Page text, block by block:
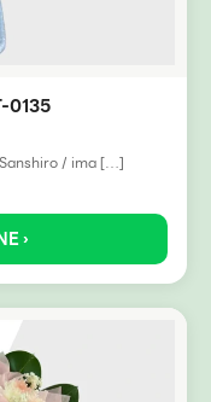
0135
/ ima […]
›